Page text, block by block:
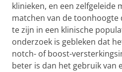
klinieken, en een zelfgeleide
matchen van de
te zijn in een klinische
onderzoek is gebleken dat
notch- of boost-
beter is dan het gebruik van